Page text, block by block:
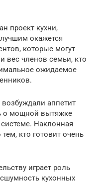
проект кухни,
окажется
которые могут
вес членов семьи, кто
ожидаемое
аппетит
о мощной вытяжке
Наклонная
кто готовит очень
играет роль
кухонных